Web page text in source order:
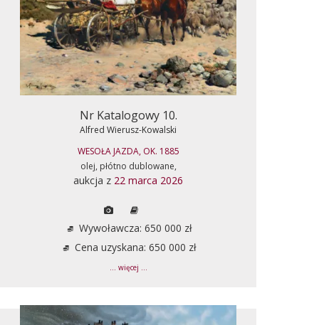
Nr Katalogowy 10.
Alfred Wierusz-Kowalski
WESOŁA JAZDA, OK. 1885
olej, płótno dublowane,
aukcja z 22 marca 2026
Wywoławcza: 650 000 zł
Cena uzyskana: 650 000 zł
... więcej ...